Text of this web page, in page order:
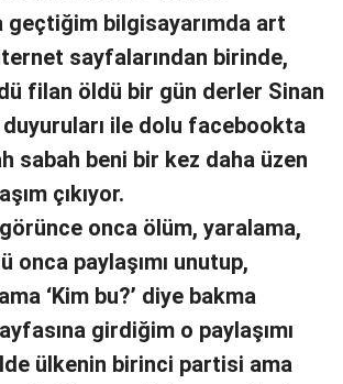
geçtiğim bilgisayarımda art
sayfalarından birinde,
filan öldü bir gün derler Sinan
duyuruları ile dolu facebookta
sabah beni bir kez daha üzen
çıkıyor.
görünce onca ölüm, yaralama,
onca paylaşımı unutup,
‘Kim bu?’ diye bakma
girdiğim o paylaşımı
ülkenin birinci partisi ama